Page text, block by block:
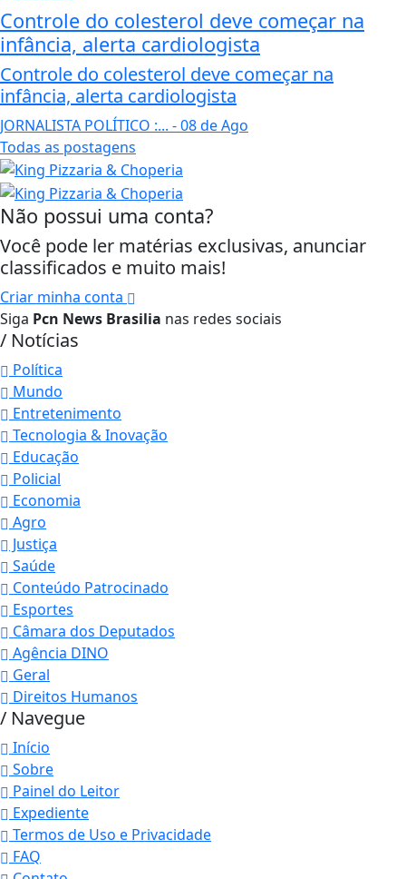
Controle do colesterol deve começar na
infância, alerta cardiologista
Controle do colesterol deve começar na
infância, alerta cardiologista
JORNALISTA POLÍTICO :... - 08 de Ago
Todas as postagens
Não possui uma conta?
Você pode ler matérias exclusivas, anunciar
classificados e muito mais!
Criar minha conta
Siga Pcn News Brasilia nas redes sociais
/ Notícias
Política
Mundo
Entretenimento
Tecnologia & Inovação
Educação
Policial
Economia
Agro
Justiça
Saúde
Conteúdo Patrocinado
Esportes
Câmara dos Deputados
Agência DINO
Geral
Direitos Humanos
/ Navegue
Início
Sobre
Painel do Leitor
Expediente
Termos de Uso e Privacidade
FAQ